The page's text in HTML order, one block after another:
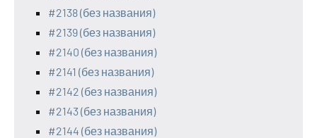
#2138 (без названия)
#2139 (без названия)
#2140 (без названия)
#2141 (без названия)
#2142 (без названия)
#2143 (без названия)
#2144 (без названия)